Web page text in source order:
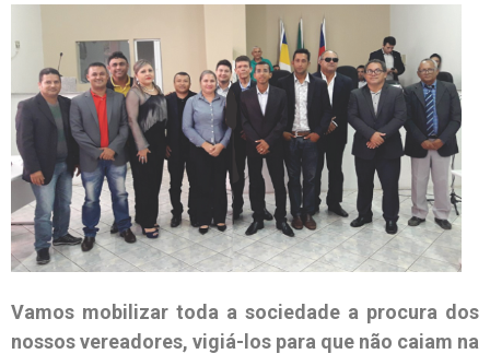
Vamos mobilizar toda a sociedade a procura dos
nossos vereadores, vigiá-los para que não caiam na